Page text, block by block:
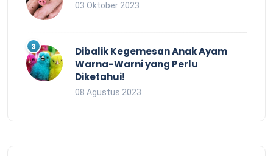
03 Oktober 2023
Dibalik Kegemesan Anak Ayam
Warna-Warni yang Perlu
Diketahui!
08 Agustus 2023